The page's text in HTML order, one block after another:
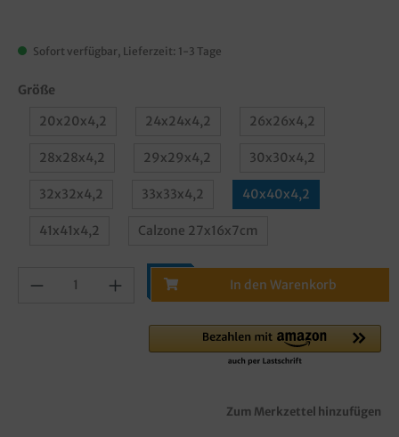
Sofort verfügbar, Lieferzeit: 1-3 Tage
Größe
20x20x4,2
24x24x4,2 26x26x4,2
28x28x4,2 29x29x4,2 30x30x4,2
32x32x4,2 33x33x4,2 40x40x4,2
41x41x4,2 Calzone 27x16x7cm
In den Warenkorb
Zum Merkzettel hinzufügen